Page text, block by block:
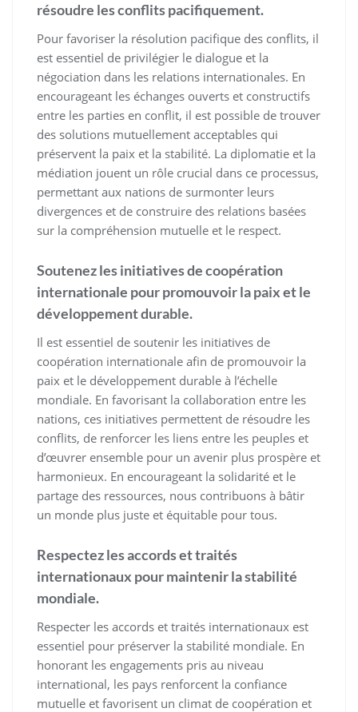
résoudre les conflits pacifiquement.
Pour favoriser la résolution pacifique des conflits, il
est essentiel de privilégier le dialogue et la
négociation dans les relations internationales. En
encourageant les échanges ouverts et constructifs
entre les parties en conflit, il est possible de trouver
des solutions mutuellement acceptables qui
préservent la paix et la stabilité. La diplomatie et la
médiation jouent un rôle crucial dans ce processus,
permettant aux nations de surmonter leurs
divergences et de construire des relations basées
sur la compréhension mutuelle et le respect.
Soutenez les initiatives de coopération
internationale pour promouvoir la paix et le
développement durable.
Il est essentiel de soutenir les initiatives de
coopération internationale afin de promouvoir la
paix et le développement durable à l’échelle
mondiale. En favorisant la collaboration entre les
nations, ces initiatives permettent de résoudre les
conflits, de renforcer les liens entre les peuples et
d’œuvrer ensemble pour un avenir plus prospère et
harmonieux. En encourageant la solidarité et le
partage des ressources, nous contribuons à bâtir
un monde plus juste et équitable pour tous.
Respectez les accords et traités
internationaux pour maintenir la stabilité
mondiale.
Respecter les accords et traités internationaux est
essentiel pour préserver la stabilité mondiale. En
honorant les engagements pris au niveau
international, les pays renforcent la confiance
mutuelle et favorisent un climat de coopération et